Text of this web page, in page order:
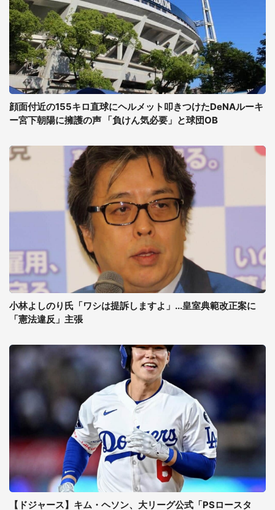
顔面付近の155キロ直球にヘルメット叩きつけたDeNAルーキ
ー宮下朝陽に擁護の声 「負けん気必要」と球団OB
小林よしのり氏「ワシは提訴しますよ」...皇室典範改正案に
「憲法違反」主張
【ドジャース】キム・ヘソン、大リーグ公式「PSロースタ